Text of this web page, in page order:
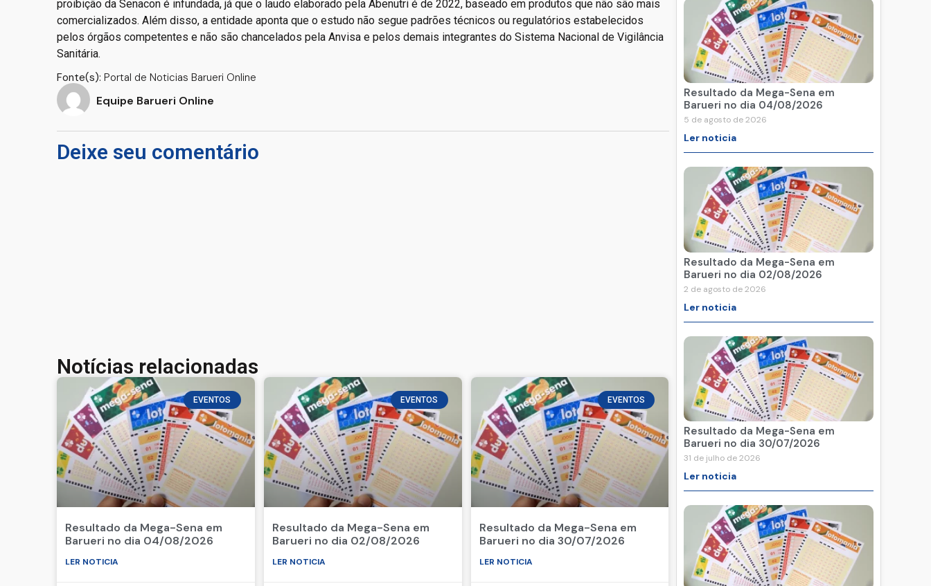
proibição da Senacon é infundada, já que o laudo elaborado pela Abenutri é de 2022, baseado em produtos que não são mais
comercializados. Além disso, a entidade aponta que o estudo não segue padrões técnicos ou regulatórios estabelecidos
pelos órgãos competentes e não são chancelados pela Anvisa e pelos demais integrantes do Sistema Nacional de Vigilância
Sanitária.
Fonte(s): Portal de Noticias Barueri Online
Equipe Barueri Online
Deixe seu comentário
Notícias relacionadas
EVENTOS
Resultado da Mega-Sena em
Barueri no dia 04/08/2026
LER NOTICIA
EVENTOS
Resultado da Mega-Sena em
Barueri no dia 02/08/2026
LER NOTICIA
EVENTOS
Resultado da Mega-Sena em
Barueri no dia 30/07/2026
LER NOTICIA
Resultado da Mega-Sena em
Barueri no dia 04/08/2026
5 de agosto de 2026
Ler noticia
Resultado da Mega-Sena em
Barueri no dia 02/08/2026
2 de agosto de 2026
Ler noticia
Resultado da Mega-Sena em
Barueri no dia 30/07/2026
31 de julho de 2026
Ler noticia